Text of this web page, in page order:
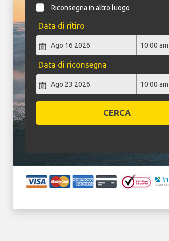
Riconsegna in altro luogo
Data di ritiro
Data di riconsegna
CERCA